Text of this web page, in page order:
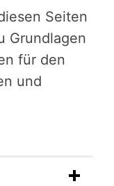
Seiten
Grundlagen
für den
und